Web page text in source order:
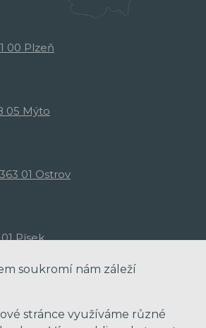
00 Plzeň
05 Mýto
01 Ostrov
Písek
soukromí nám záleží
stránce využíváme různé